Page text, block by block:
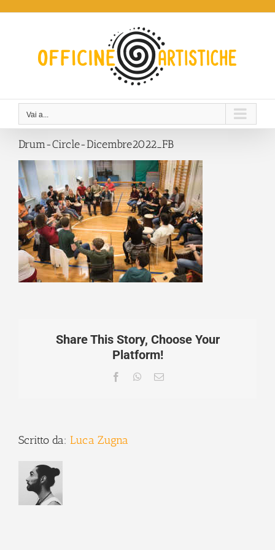
Vai a...
Drum-Circle-Dicembre2022_FB
Share This Story, Choose Your
Platform!
FacebookWhatsApp
Email
Scritto da: Luca Zugna